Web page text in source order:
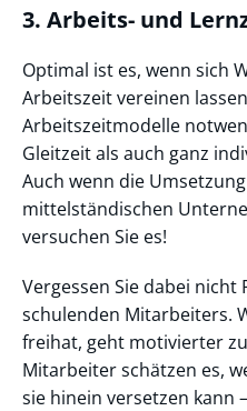
3. Arbeits- und
Optimal ist es, wenn sich
Arbeitszeit vereinen
Arbeitszeitmodelle
Gleitzeit als auch ganz
Auch wenn die
mittelständischen
versuchen Sie es!
Vergessen Sie dabei nicht
schulenden Mitarbeiters.
freihat, geht motivierter
Mitarbeiter schätzen es,
sie hinein versetzen kann